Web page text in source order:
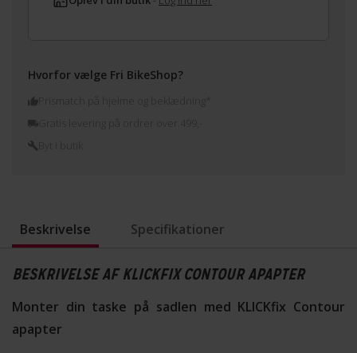
Hvorfor vælge Fri BikeShop?
Prismatch på hjelme og beklædning*
Beskrivelse Specifikationer
BESKRIVELSE AF KLICKFIX CONTOUR APAPTER
Monter din taske på sadlen med KLICKfix Contour
apapter